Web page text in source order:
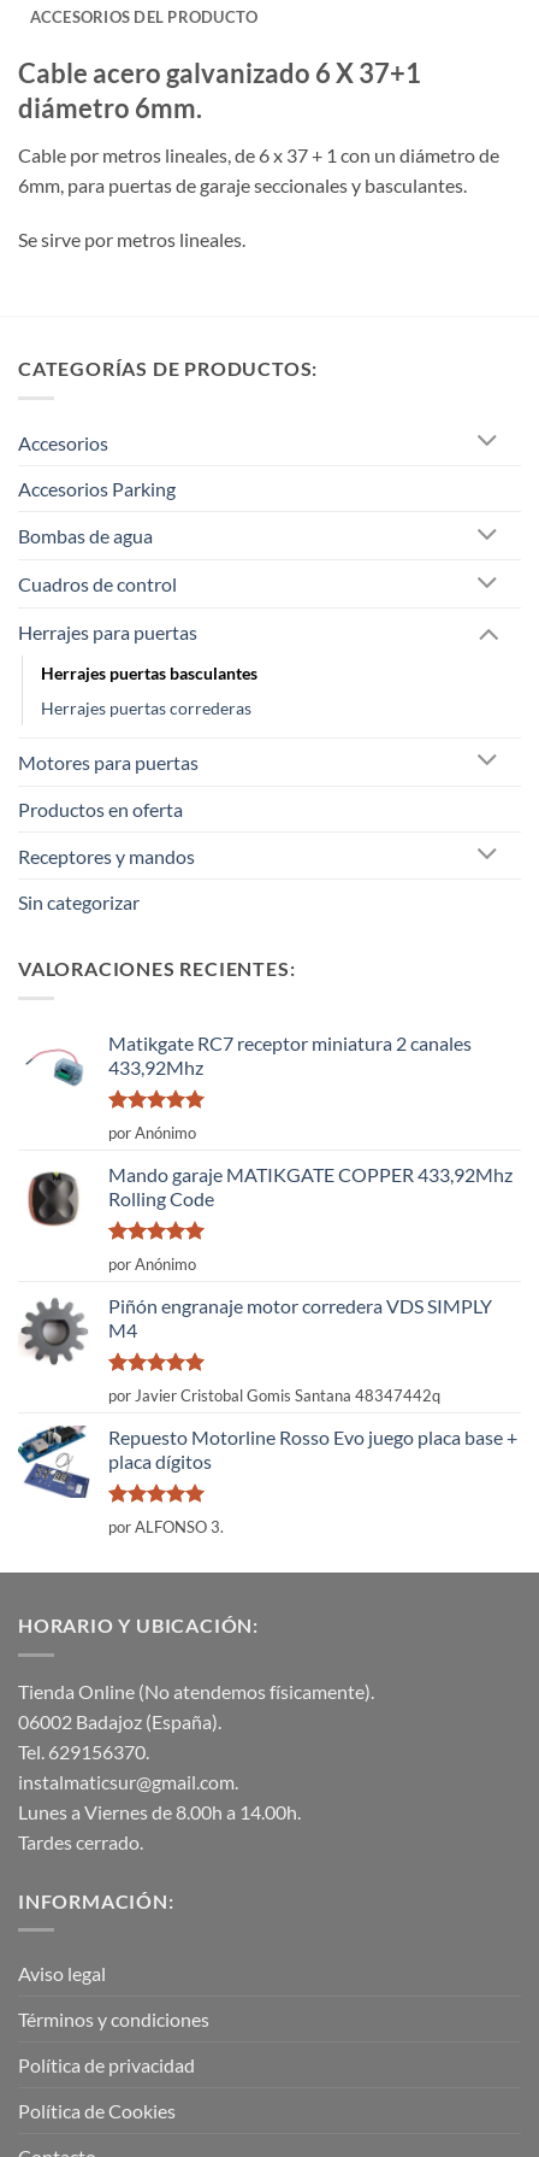
ACCESORIOS DEL PRODUCTO
Cable acero galvanizado 6 X 37+1
diámetro 6mm.
Cable por metros lineales, de 6 x 37 + 1 con un diámetro de
6mm, para puertas de garaje seccionales y basculantes.
Se sirve por metros lineales.
CATEGORÍAS DE PRODUCTOS:
Accesorios
Accesorios Parking
Bombas de agua
Cuadros de control
Herrajes para puertas
Herrajes puertas basculantes
Herrajes puertas correderas
Motores para puertas
Productos en oferta
Receptores y mandos
Sin categorizar
VALORACIONES RECIENTES:
Matikgate RC7 receptor miniatura 2 canales
433,92Mhz
Valorado
con
por Anónimo
Mando garaje MATIKGATE COPPER 433,92Mhz
Rolling Code
Valorado
con
por Anónimo
Piñón engranaje motor corredera VDS SIMPLY
M4
Valorado
con
por Javier Cristobal Gomis Santana 48347442q
Repuesto Motorline Rosso Evo juego placa base +
placa dígitos
Valorado
con
por ALFONSO 3.
HORARIO Y UBICACIÓN:
Tienda Online (No atendemos físicamente).
06002 Badajoz (España).
Tel. 629156370.
instalmaticsur@gmail.com.
Lunes a Viernes de 8.00h a 14.00h.
Tardes cerrado.
INFORMACIÓN:
Aviso legal
Términos y condiciones
Política de privacidad
Política de Cookies